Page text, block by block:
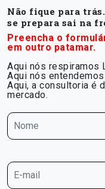
Não fique para trás.
se prepara sai na
Preencha o
em outro patamar.
Aqui nós respiramos
Aqui nós
Aqui, a consultoria é
mercado.